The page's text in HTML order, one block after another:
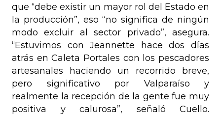
que “debe existir un mayor rol del Estado en
la producción”, eso “no significa de ningún
modo excluir al sector privado”, asegura.
“Estuvimos con Jeannette hace dos días
atrás en Caleta Portales con los pescadores
artesanales haciendo un recorrido breve,
pero significativo por Valparaíso y
realmente la recepción de la gente fue muy
positiva y calurosa”, señaló Cuello.